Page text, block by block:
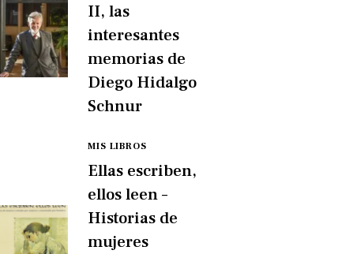
II, las
interesantes
memorias de
Diego Hidalgo
Schnur
MIS LIBROS
Ellas escriben,
ellos leen –
Historias de
mujeres